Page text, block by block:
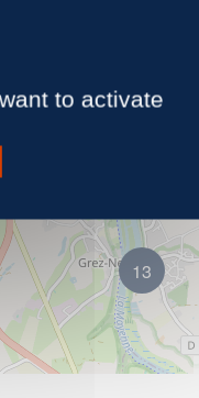
13
to activate